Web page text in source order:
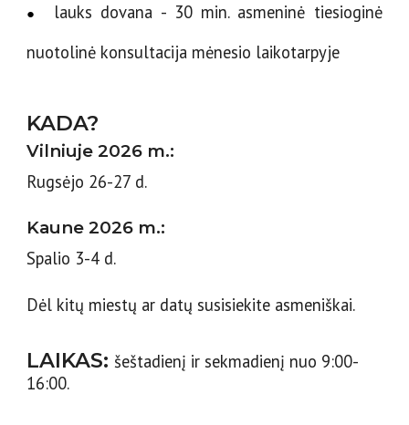
●
lauks dovana - 30 min. asmeninė tiesioginė
nuotolinė konsultacija mėnesio laikotarpyje
KADA?
Vilniuje 2026 m.:
Rugsėjo 26-27 d.
Kaune 2026 m.:
Spalio 3-4 d.
Dėl kitų miestų ar datų susisiekite asmeniškai.
LAIKAS: šeštadienį ir sekmadienį nuo 9:00-
16:00.